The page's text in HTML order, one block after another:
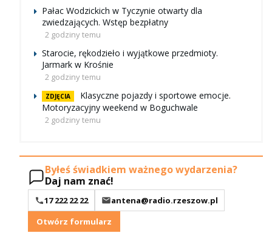
Pałac Wodzickich w Tyczynie otwarty dla
zwiedzających. Wstęp bezpłatny
2 godziny temu
Starocie, rękodzieło i wyjątkowe przedmioty.
Jarmark w Krośnie
2 godziny temu
ZDJĘCIA
Klasyczne pojazdy i sportowe emocje.
Motoryzacyjny weekend w Boguchwale
2 godziny temu
Byłeś świadkiem ważnego wydarzenia?
Daj nam znać!
17 222 22 22
antena@radio.rzeszow.pl
Otwórz formularz